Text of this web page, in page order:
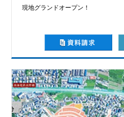
現地グランドオープン！